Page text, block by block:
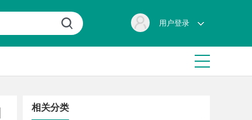
用户登录
相关分类